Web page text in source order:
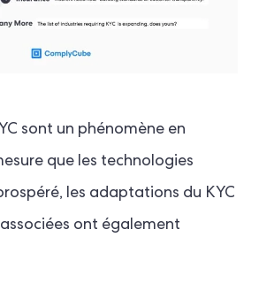
sont un phénomène en
que les technologies
les adaptations du KYC
ont également